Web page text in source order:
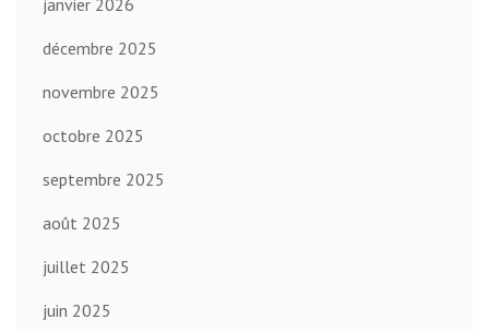
décembre 2025
novembre 2025
octobre 2025
septembre 2025
août 2025
juillet 2025
juin 2025